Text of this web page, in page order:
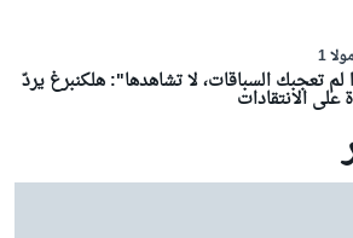
1
لم تعجبك السباقات، لا تشاهدها": هلكنبرغ يردّ
على الانتقادات